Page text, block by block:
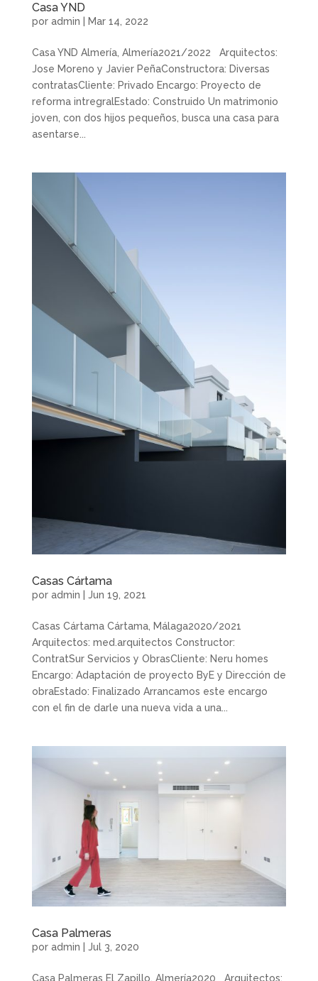
Casa YND
por admin Mar 14, 2022
Casa YND Almería, Almería2021/2022 Arquitectos:
Jose Moreno y Javier PeñaConstructora: Diversas
contratasCliente: Privado Encargo: Proyecto de
reforma intregralEstado: Construido Un matrimonio
joven, con dos hijos pequeños, busca una casa para
asentarse...
Casas Cártama
por admin Jun 19, 2021
Casas Cártama Cártama, Málaga2020/2021
Arquitectos: med.arquitectos Constructor:
ContratSur Servicios y ObrasCliente: Neru homes
Encargo: Adaptación de proyecto ByE y Dirección de
obraEstado: Finalizado Arrancamos este encargo
con el fin de darle una nueva vida a una...
Casa Palmeras
por admin Jul 3, 2020
Casa Palmeras El Zapillo, Almería2020 Arquitectos: